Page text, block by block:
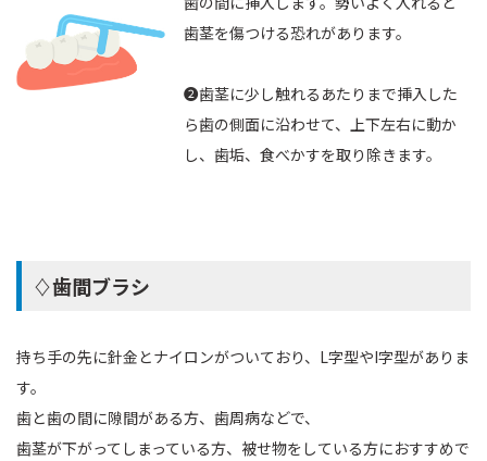
歯茎を傷つける恐れがあります。
❷歯茎に少し触れるあたりまで挿入した
ら歯の側面に沿わせて、上下左右に動か
し、歯垢、食べかすを取り除きます。
♢歯間ブラシ
持ち手の先に針金とナイロンがついており、L字型やI字型がありま
す。
歯と歯の間に隙間がある方、歯周病などで、
歯茎が下がってしまっている方、被せ物をしている方におすすめで